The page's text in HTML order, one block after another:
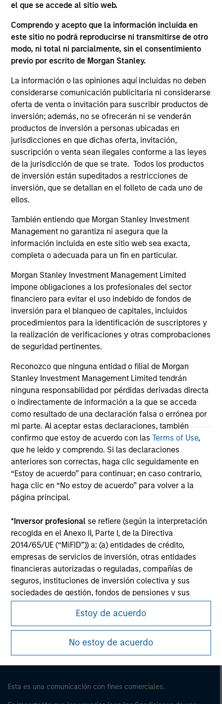
el que se accede al sitio web.
Comprendo y acepto que la información incluida en
este sitio no podrá reproducirse ni transmitirse de otro
modo, ni total ni parcialmente, sin el consentimiento
previo por escrito de Morgan Stanley.
La información o las opiniones aquí incluidas no deben
considerarse comunicación publicitaria ni considerarse
oferta de venta o invitación para suscribir productos de
inversión; además, no se ofrecerán ni se venderán
productos de inversión a personas ubicadas en
jurisdicciones en que dichas oferta, invitación,
suscripción o venta sean ilegales conforme a las leyes
de la jurisdicción de que se trate. Todos los productos
de inversión están supeditados a restricciones de
inversión, que se detallan en el folleto de cada uno de
ellos.
También entiendo que Morgan Stanley Investment
Management no garantiza ni asegura que la
información incluida en este sitio web sea exacta,
completa o adecuada para un fin en particular.
Morgan Stanley Investment Management Limited
impone obligaciones a los profesionales del sector
financiero para evitar el uso indebido de fondos de
inversión para el blanqueo de capitales, incluidos
procedimientos para la identificación de suscriptores y
la realización de verificaciones y otras comprobaciones
de seguridad pertinentes.
Reconozco que ninguna entidad o filial de Morgan
Stanley Investment Management Limited tendrán
ninguna responsabilidad por pérdidas derivadas directa
o indirectamente de información a la que se acceda
como resultado de una declaración falsa o errónea por
mi parte. Al aceptar estas declaraciones, también
confirmo que estoy de acuerdo con lasTerms of Use,
que he leído y comprendo. Si las declaraciones
anteriores son correctas, haga clic seguidamente en
“Estoy de acuerdo” para continuar; en caso contrario,
haga clic en “No estoy de acuerdo” para volver a la
página principal.
*Inversor profesional se refiere (según la interpretación
recogida en el Anexo II, Parte I, de la Directiva
2014/65/UE (“MiFID”)) a: (a) entidades de crédito,
empresas de servicios de inversión, otras entidades
financieras autorizadas o reguladas, compañías de
seguros, instituciones de inversión colectiva y sus
sociedades de gestión, fondos de pensiones y sus
sociedades de gestión, operadores en materias primas
y en derivados de materias primas u otros inversores
institucionales, en cada caso que deban estar
autorizados o regulados para operar en mercados
individual, cumplan dos de los siguientes requisitos de
EUR, (ii) volumen de negocios neto: 40.000.000 EUR o
(iii) fondos propios: 2.000.000 EUR, que intervengan por
Estoy de acuerdo
No estoy de acuerdo
QUARTERLY
Private Markets Perspectives Q4
Webinar
In this quarter’s webinar, our investment
leaders provided a comprehensive view of the
private markets landscape, shared strategic
asset class insights—including a health check
on private credit—and delivered an in-depth
analysis of the evolving dynamics in private
03-DIC-2025
May not represent all Team Members.
The information on this page is for informational
purposes only. The information contained herein does
not constitute and should not be construed as an
solicitation of an offer to buy any securities in any
jurisdiction in which such offer or solicitation,
purchase or sale would be unlawful under the
securities, insurance or other laws of such jurisdiction.
All investing involves risks, including a loss of principal.
Please refer to the strategy detail page for important
information on the strategy, including additional risk
considerations.
Morgan Stanley
Morgan Stanley Careers
Esta es una comunicación con fines comerciales.